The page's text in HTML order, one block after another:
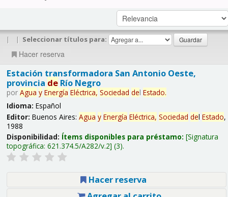
| | Seleccionar títulos para:
Hacer reserva
Estación transformadora San Antonio Oeste,
provincia deRío Negro
por Agua y Energía Eléctrica, Sociedad del Estado.
Idioma: Español
Editor: Buenos Aires: Agua y Energía Eléctrica, Sociedad del Estado,
1988
Disponibilidad: Ítems disponibles para préstamo: Signatura
topográfica: 621.374.5/A282/v.2 (3).
Hacer reserva